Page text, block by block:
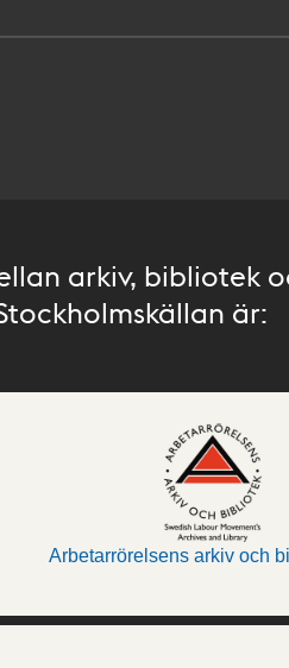
arkiv, bibliotek
är:
Arbetarrörelsens arkiv och